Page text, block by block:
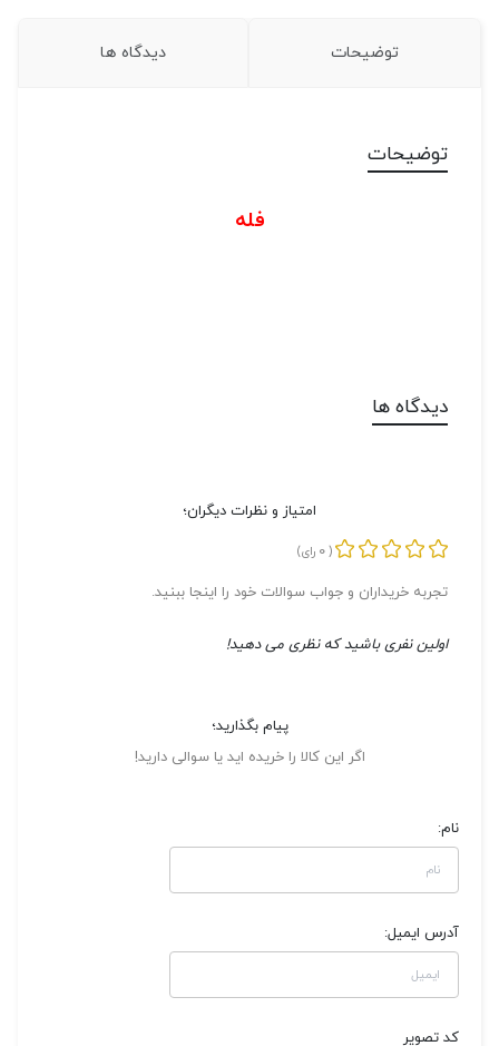
توضیحات دیدگاه ها
توضیحات
فله
دیدگاه ها
امتیاز و نظرات دیگران؛
(
0 رای)
تجربه خریداران و جواب سوالات خود را اینجا ببنید.
اولین نفری باشید که نظری می دهید!
پیام بگذارید؛
اگر این کالا را خریده اید یا سوالی دارید!
نام:
آدرس ایمیل:
کد تصویر